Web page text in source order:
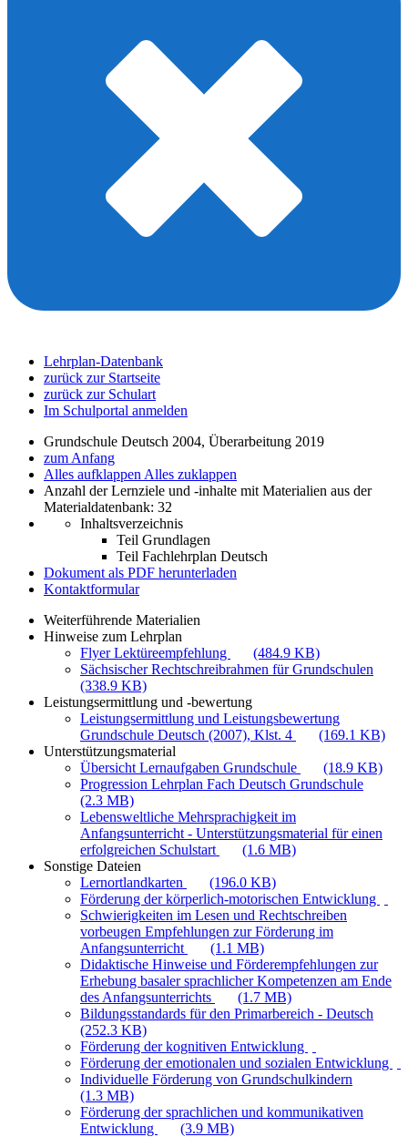
Lehrplan-Datenbank
zurück zur Startseite
zurück zur Schulart
Im Schulportal anmelden
Grundschule Deutsch 2004, Überarbeitung 2019
zum Anfang
Alles aufklappen Alles zuklappen
Anzahl der Lernziele und -inhalte mit Materialien aus der
Materialdatenbank: 32
Inhaltsverzeichnis
Teil Grundlagen
Teil Fachlehrplan Deutsch
Dokument als PDF herunterladen
Kontaktformular
Weiterführende Materialien
Hinweise zum Lehrplan
Flyer Lektüreempfehlung
(484.9 KB)
Sächsischer Rechtschreibrahmen für Grundschulen
(338.9 KB)
Leistungsermittlung und -bewertung
Leistungsermittlung und Leistungsbewertung
Grundschule Deutsch (2007), Klst. 4
(169.1 KB)
Unterstützungsmaterial
Übersicht Lernaufgaben Grundschule
(18.9 KB)
Progression Lehrplan Fach Deutsch Grundschule
(2.3 MB)
Lebensweltliche Mehrsprachigkeit im
Anfangsunterricht - Unterstützungsmaterial für einen
erfolgreichen Schulstart
(1.6 MB)
Sonstige Dateien
Lernortlandkarten
(196.0 KB)
Förderung der körperlich-motorischen Entwicklung
Schwierigkeiten im Lesen und Rechtschreiben
vorbeugen Empfehlungen zur Förderung im
Anfangsunterricht
(1.1 MB)
Didaktische Hinweise und Förderempfehlungen zur
Erhebung basaler sprachlicher Kompetenzen am Ende
des Anfangsunterrichts
(1.7 MB)
Bildungsstandards für den Primarbereich - Deutsch
(252.3 KB)
Förderung der kognitiven Entwicklung
Förderung der emotionalen und sozialen Entwicklung
Individuelle Förderung von Grundschulkindern
(1.3 MB)
Förderung der sprachlichen und kommunikativen
Entwicklung
(3.9 MB)